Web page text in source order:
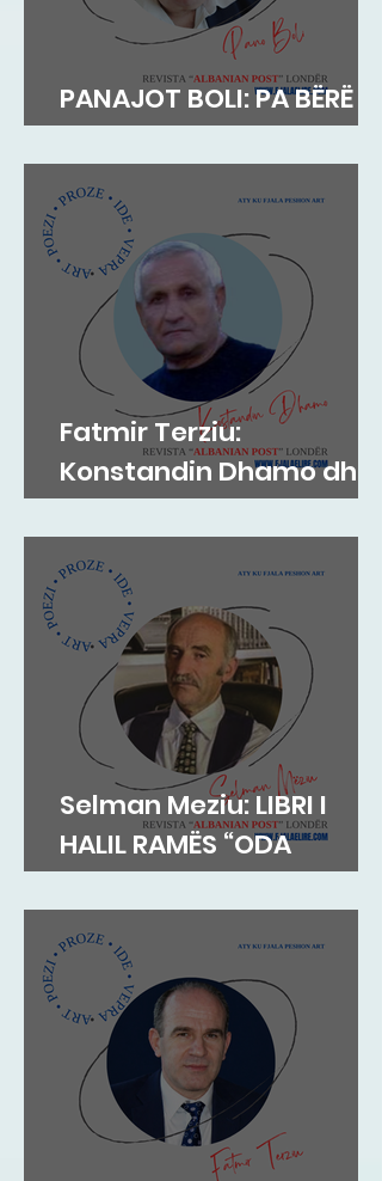
PANAJOT BOLI: PA BËRË
MEKAT...
Fatmir Terziu:
Konstandin Dhamo dhe
diksursi i variacionit
Selman Meziu: LIBRI I
HALIL RAMËS “ODA
DIBRANE”